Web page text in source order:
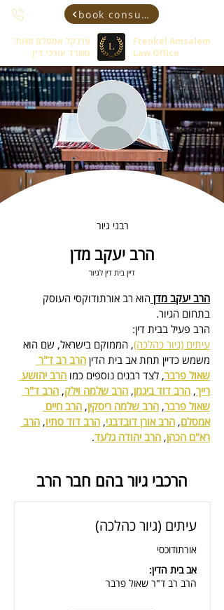
book consultant
פרנקל אמסלם ושות'
משרד עורכי דין
Frenkel Amsalem
Law Office
רבני גיור
הרב יעקב מדן
דיין בית דין לגיור
הרב יעקב מדן הוא רב אורתודוקסי העוסק
בתחום הגיור.
הרב פעיל בבית דין:
עיתים (גיור כהלכה), הממוקם בישראל, שם הוא
משמש כדיין תחת אב בית הדין הרב רב ד"ר
שאול פרבר, לצד רבנים נוספים כמו הרב יהושע
רייך, הרב דוד ביגמן, הרב שלמה וילק, הרב ד"ר
שאול פרבר, הרב שלמה ריסקין, הרב חיים
אמסלם, הרב אורן דובדבני, הרב דוד סתיו, הרב
רא"ם הכהן, הרב יהודה גלעד.
הרכבי גיור בהם חבר הרב
עיתים (גיור כהלכה)
אורתודוכסי
אב בית הדין:
הרב רב ד"ר שאול פרבר